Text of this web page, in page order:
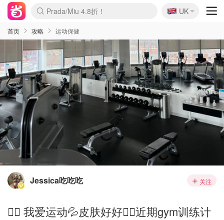
麦卢卡蜂蜜夏促！个位数！
Prada/Miu 4.8折！
啥？必胜客披萨5折！
🇬🇧
UK
首页 攻略 运动保健
Jessica吃吃吃 关注
🏋️‍♀️ 我爱运动💦皮肤好好💆‍♀️近期gym训练计